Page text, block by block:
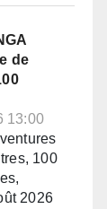
de
13:00
100
2026